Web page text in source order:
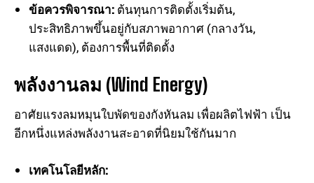
ข้อควรพิจารณา: ต้นทุนการติดตั้งเริ่มต้น,
ประสิทธิภาพขึ้นอยู่กับสภาพอากาศ (กลางวัน,
แสงแดด), ต้องการพื้นที่ติดตั้ง
พลังงานลม (Wind Energy)
อาศัยแรงลมหมุนใบพัดของกังหันลม เพื่อผลิตไฟฟ้า เป็น
อีกหนึ่งแหล่งพลังงานสะอาดที่นิยมใช้กันมาก
เทคโนโลยีหลัก: